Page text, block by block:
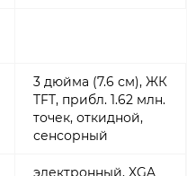
3 дюйма (7.6 см), ЖК
TFT, прибл. 1.62 млн.
точек, откидной,
сенсорный